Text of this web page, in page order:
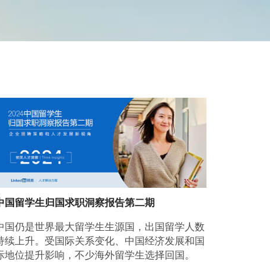
国留学生归国求职洞察报告第二期
国仍是世界最大留学生生源国，出国留学人数
续上升。受国际关系变化、中国经济发展和国
地位提升影响，不少海外留学生选择回国。